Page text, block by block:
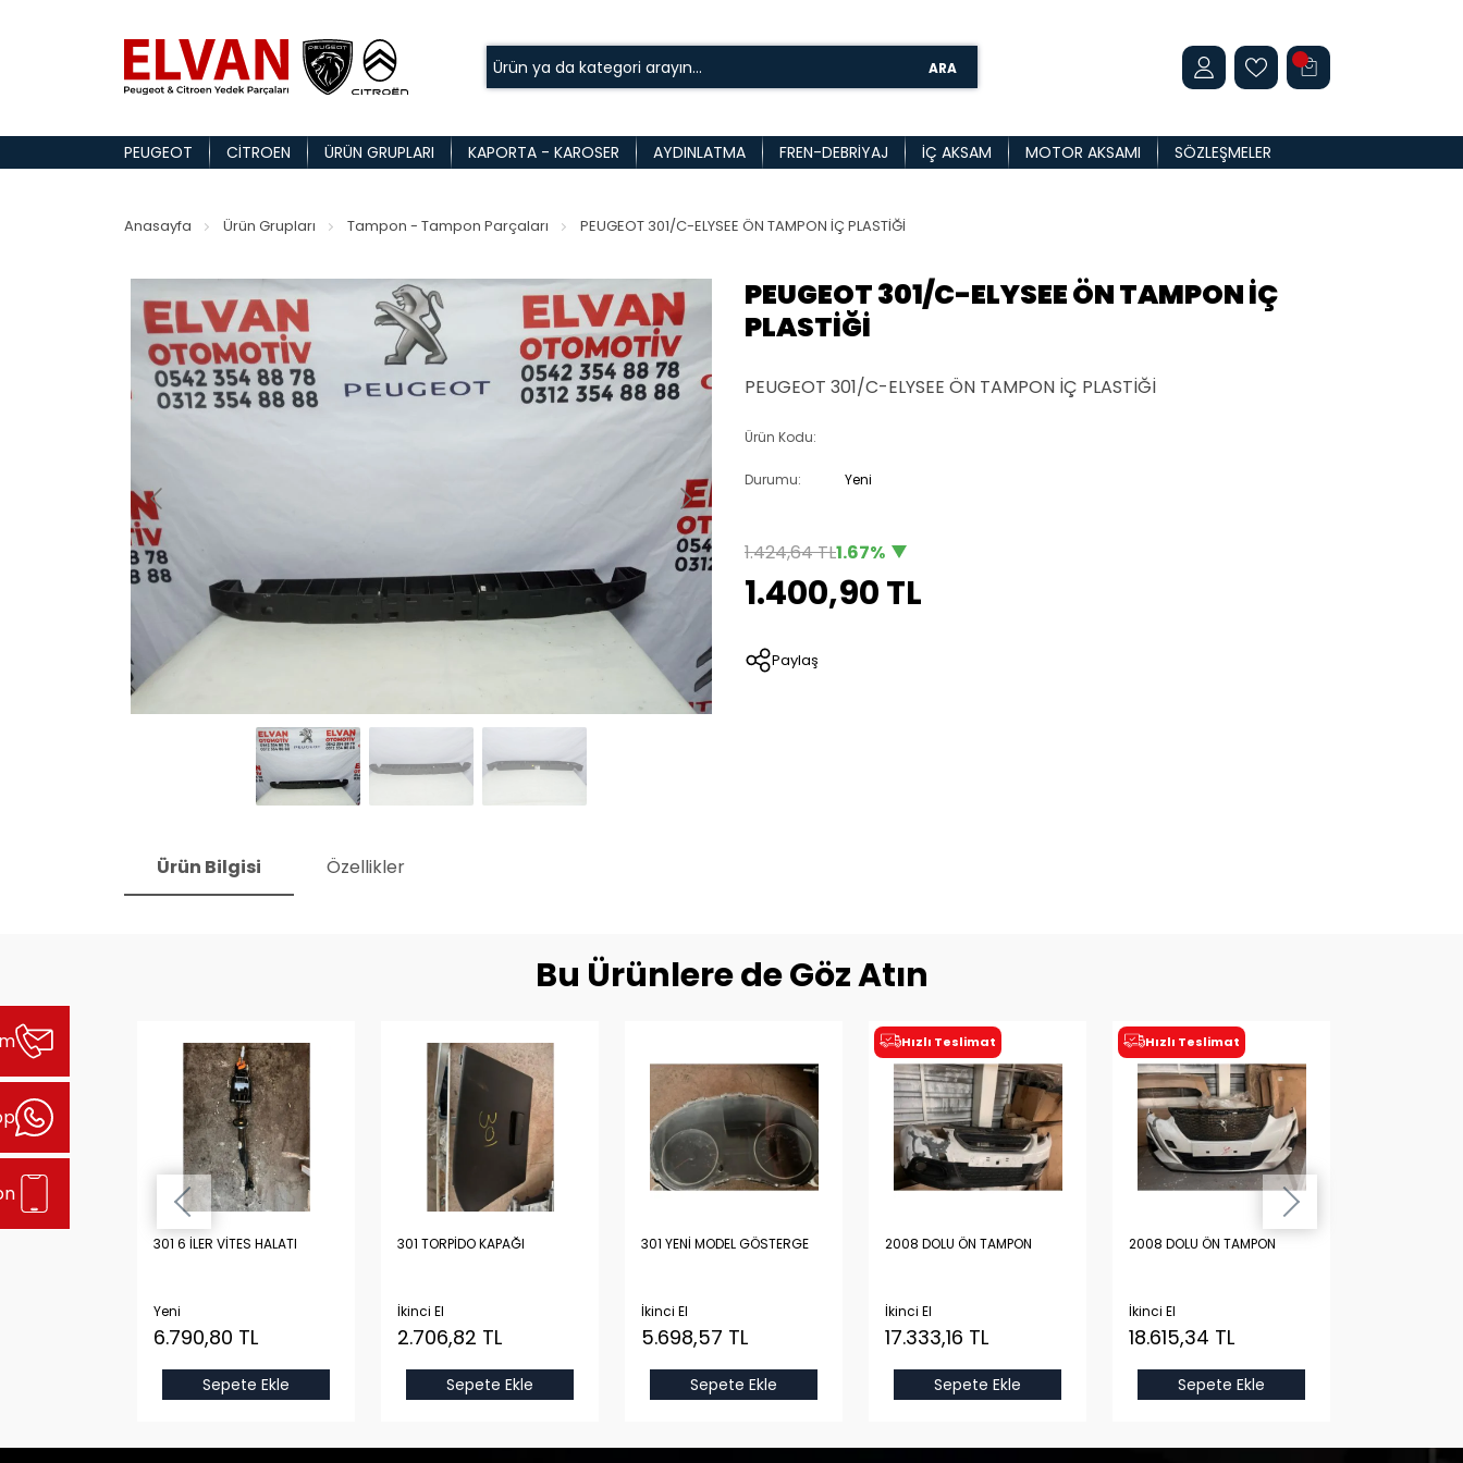
ARA
PEUGEOT CITROEN ÜRÜN GRUPLARI KAPORTA - KAROSER AYDINLATMA FREN-DEBRIYAJ İÇ AKSAM MOTOR AKSAMI SÖZLEŞMELER
Anasayfa Ürün Grupları Tampon - Tampon Parçaları PEUGEOT 301/C-ELYSEE ÖN TAMPON İÇ PLASTİĞİ
PEUGEOT 301/C-ELYSEE ÖN TAMPON İÇ
PLASTİĞİ
PEUGEOT 301/C-ELYSEE ÖN TAMPON İÇ PLASTİĞİ
Ürün Kodu:
Durumu: Yeni
1.424,64 TL1.67%
1.400,90 TL
Paylaş
Ürün Bilgisi Özellikler
Bu Ürünlere de Göz Atın
301 6 İLER VİTES HALATI
Yeni
6.790,80 TL
Sepete Ekle
301 TORPİDO KAPAĞI
İkinci El
2.706,82 TL
Sepete Ekle
301 YENİ MODEL GÖSTERGE
İkinci El
5.698,57 TL
Sepete Ekle
Hızlı Teslimat
2008 DOLU ÖN TAMPON
İkinci El
17.333,16 TL
Sepete Ekle
Hızlı Teslimat
2008 DOLU ÖN TAMPON
İkinci El
18.615,34 TL
Sepete Ekle